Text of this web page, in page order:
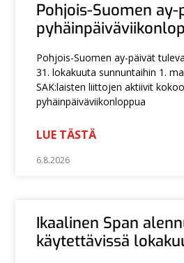
Pohjois-Suomen ay-
Pohjois-Suomen ay-päivät
31. lokakuuta sunnuntaihin 1.
SAK:laisten liittojen aktiivit
pyhäinpäiväviikonloppua
LUE TÄSTÄ
6.8.2026
Ikaalinen Span
käytettävissä